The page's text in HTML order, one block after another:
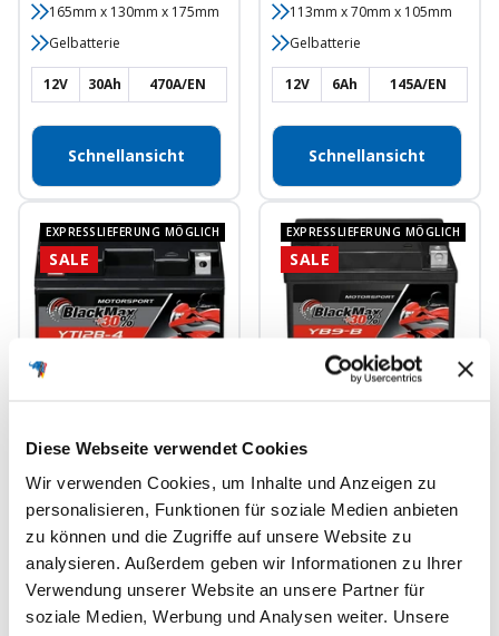
Diese Webseite verwendet Cookies
Wir verwenden Cookies, um Inhalte und Anzeigen zu
personalisieren, Funktionen für soziale Medien anbieten
zu können und die Zugriffe auf unsere Website zu
analysieren. Außerdem geben wir Informationen zu Ihrer
Verwendung unserer Website an unsere Partner für
soziale Medien, Werbung und Analysen weiter. Unsere
165mm x 130mm x 175mm
Gelbatterie
12V 30Ah 470A/EN
Schnellansicht
113mm x 70mm x 105mm
Gelbatterie
12V 6Ah 145A/EN
Schnellansicht
EXPRESSLIEFERUNG MÖGLICH
SALE
Motorsport YT12B-4
51015 GEL 12V 11Ah
180A/EN
Motorradbatterie
Angebotspreis
29,90€
Regulärer
Preis
35,90€
(Sie sparen6,00€)
Nur als Starterbatterie
EXPRESSLIEFERUNG MÖGLICH
SALE
Motorsport YB9-B 50914
GEL 12V 9Ah 120A/EN
Motorradbatterie
Angebotspreis
27,90€
Regulärer
Preis
31,90€
(Sie sparen 4,00€